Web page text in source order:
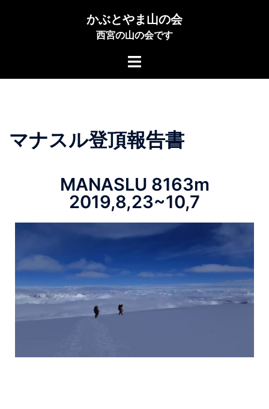
かぶとやま山の会
西宮の山の会です
マナスル登頂報告書
MANASLU 8163m
2019,8,23~10,7